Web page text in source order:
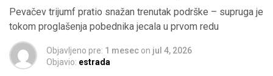
Pevačev trijumf pratio snažan trenutak podrške – supruga je
tokom proglašenja pobednika jecala u prvom redu
Objavljeno pre: 1 mesec on jul 4, 2026
Objavio: estrada